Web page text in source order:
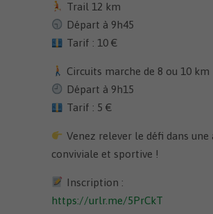
Trail 12 km
Départ à 9h45
Tarif : 10 €
Circuits marche de 8 ou 10 km
Départ à 9h15
Tarif : 5 €
Venez relever le défi dans une
conviviale et sportive !
Inscription :
https://urlr.me/5PrCkT